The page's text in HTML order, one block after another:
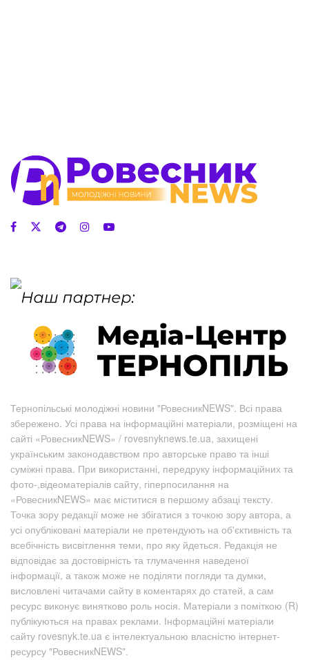
Тернопільські молодіжні новини "РовесникNEWS". Всі права
збережено. Усі права на інформаційні матеріали, розміщені на
сайті «РовесникNEWS» / rovesnyknews.te.ua, захищені
українським законодавством про авторське право та інші
суміжні права. При використанні, передруку інформаційних та
фото-,відеоматеріалів сайту, гіперпосилання на
«РовесникNEWS» має міститися в першому абзаці тексту.
Точка зору редакції може не збігатися з точкою зору автора, а
усі опубліковані матеріали не претендують на об'єктивність та
всебічність висвітлення теми, про яку йдеться. Редакція не
відповідає за достовірність та тлумачення наведеної
інформації, а також може не поділяти погляди та думки,
висловлені читачами сайту в коментарях до статей, а сам
ресурс виконує винятково роль носія. Матеріали з поміткою (R)
публікуються на правах реклами. Інформаційні матеріали
сайту rovesnyk.te.ua є інтелектуальною власністю інтернет-
ресурсу "РовесникNEWS".